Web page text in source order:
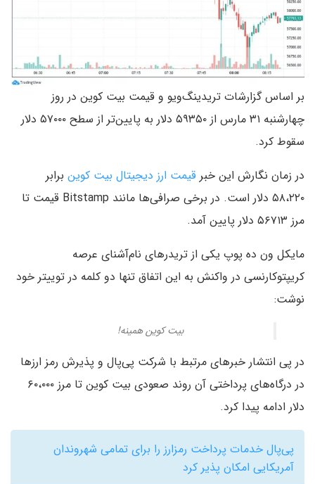
بر اساس گزارشات تریدینگ‌ویو و قیمت بیت کوین در روز
چهارشنبه ۳۱ مارس از ۵۹۳۵۰ دلار به پایین‌تر از سطح ۵۷۰۰۰ دلار
سقوط کرد.
در زمان نگارش این خبر قیمت ارز دیجیتال بیت کوین برابر
۵۸،۲۲۰ دلار است. در برخی صرافی‌ها مانند Bitstamp قیمت تا
مرز ۵۶۷۱۳ دلار پایین آمد.
مایکل ون ده پوپ یکی از تریدرهای نام‌آشنای عرصه
کریپتوکارنسی در واکنش به این اتفاق تنها دو کلمه در توییتر خود
نوشت:
بیت کوین همینه!
در پی انتشار خبرهای مرتبط با شرکت پی‌پال و پذیرش رمز ارزها
در درگاه‌های پرداختی آن روند صعودی بیت کوین تا مرز ۶۰،۰۰۰
دلار ادامه پیدا کرد.
پی‌پال خدمات پرداخت رمزارز را برای تمامی شهروندان
آمریکایی امکان پذیر کرد